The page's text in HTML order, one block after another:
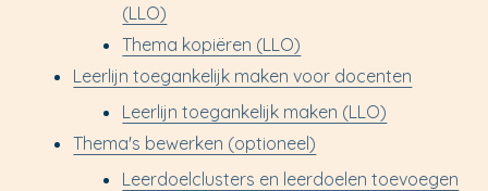
(LLO)
Thema kopiëren (LLO)
Leerlijn toegankelijk maken voor docenten
Leerlijn toegankelijk maken (LLO)
Thema's bewerken (optioneel)
Leerdoelclusters en leerdoelen toevoegen